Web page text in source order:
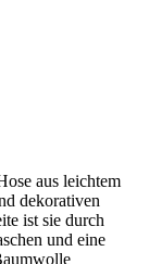
aus leichtem
dekorativen
ist sie durch
und eine